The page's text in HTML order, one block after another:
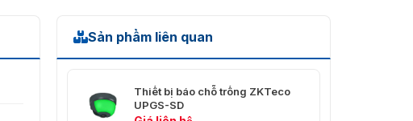
Sản phẩm liên quan
Thiết bị báo chỗ trống ZKTeco
UPGS-SD